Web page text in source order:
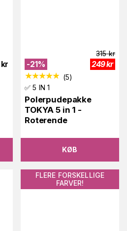
kr -21%
315 kr
249kr
(5)
✅ 5 IN 1
Polerpudepakke
TOKYA 5 in 1 -
Roterende
KØB
FLERE FORSKELLIGE
FARVER!